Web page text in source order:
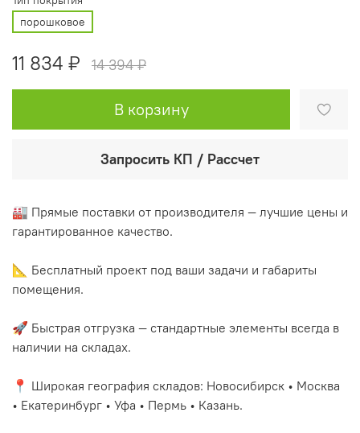
порошковое
11 834 ₽ 14 394 ₽
В корзину
Запросить КП / Рассчет
🏭 Прямые поставки от производителя — лучшие цены и
гарантированное качество.
📐 Бесплатный проект под ваши задачи и габариты
помещения.
🚀 Быстрая отгрузка — стандартные элементы всегда в
наличии на складах.
📍 Широкая география складов: Новосибирск • Москва
• Екатеринбург • Уфа • Пермь • Казань.